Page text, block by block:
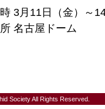
3月11日（金）～
名古屋ドーム
Society All Rights Reserved.